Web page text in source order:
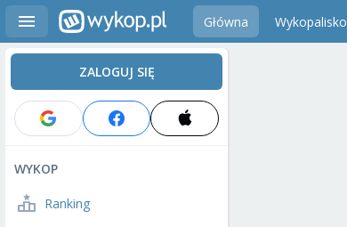
Główna Wykopalisko
ZALOGUJ SIĘ
WYKOP
Ranking